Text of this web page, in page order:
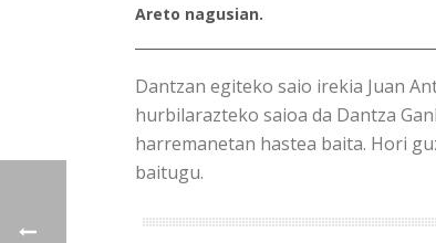
Areto nagusian.
Dantzan egiteko saio irekia Juan
hurbilarazteko saioa da Dantza
harremanetan hastea baita. Hori
baitugu.